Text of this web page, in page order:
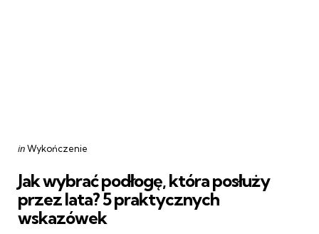
Categories
Posted
inWykończenie
Jak wybrać podłogę, która posłuży
przez lata? 5 praktycznych
wskazówek